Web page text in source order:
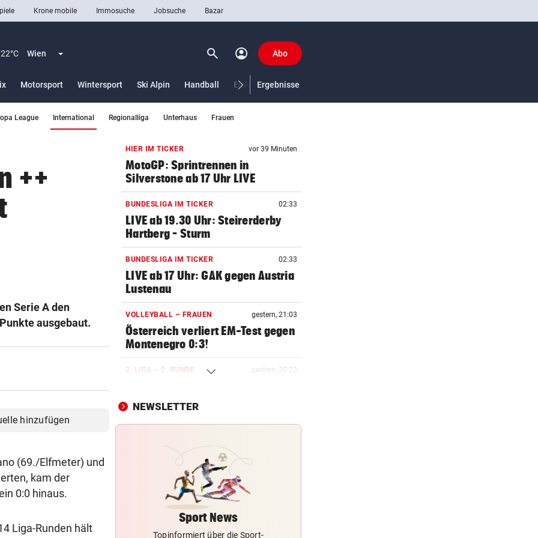
Krone mobile Immosuche Jobsuche Bazar
22°C Wien Menü aufklappen search Suchen
account_circle Abo
Motorsport Wintersport Ski Alpin Handball Eishockey US-Sport
Ergebnisse
League International Regionalliga Unterhaus Frauen
++
Serie A den
ausgebaut.
hinzufügen
(69./Elfmeter) und
kam der
0:0 hinaus.
Liga-Runden hält
HIER IM TICKER vor 39 Minuten
MotoGP: Sprintrennen in
Silverstone ab 17 Uhr LIVE
BUNDESLIGA IM TICKER 02:33
LIVE ab 19.30 Uhr: Steirerderby
Hartberg – Sturm
BUNDESLIGA IM TICKER 02:33
LIVE ab 17 Uhr: GAK gegen Austria
Lustenau
VOLLEYBALL – FRAUEN gestern, 21:03
Österreich verliert EM-Test gegen
Montenegro 0:3!
2. LIGA – 2. RUNDE gestern, 20:23
Wacker Innsbruck ab
NACH ELFER-RÜCKNAHME gestern, 20:15
absoluter Skandal!“
SONNTAG NOCH IM KASTEN
Klubs aus Holland und Italien
locken WAC-Goalie
BEI BARESI-ABSCHIED gestern, 19:51
NEWSLETTER
Sport News
Topinformiert über die Sport-